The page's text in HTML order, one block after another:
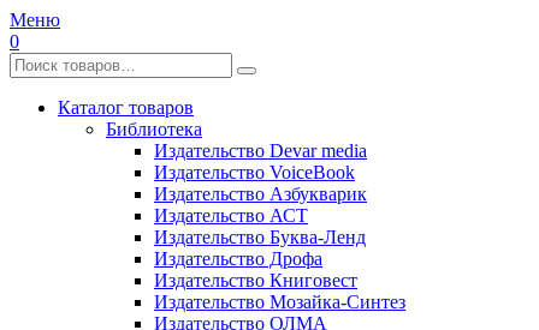
Меню
0
Каталог товаров
Библиотека
Издательство Devar media
Издательство VoiceBook
Издательство Азбукварик
Издательство АСТ
Издательство Буква-Ленд
Издательство Дрофа
Издательство Книговест
Издательство Мозайка-Синтез
Издательство ОЛМА